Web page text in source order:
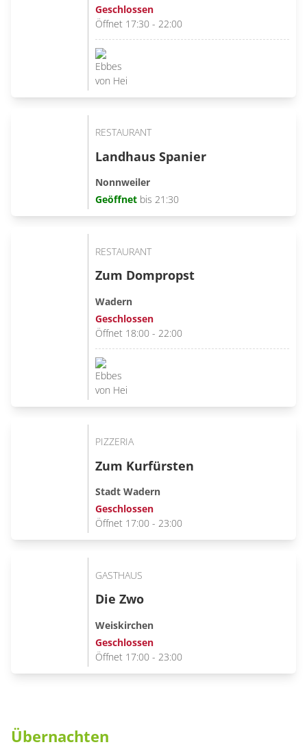
Geschlossen
Öffnet 17:30 - 22:00
RESTAURANT
Landhaus Spanier
Nonnweiler
Geöffnet bis 21:30
RESTAURANT
Zum Dompropst
Wadern
Geschlossen
Öffnet 18:00 - 22:00
PIZZERIA
Zum Kurfürsten
Stadt Wadern
Geschlossen
Öffnet 17:00 - 23:00
GASTHAUS
Die Zwo
Weiskirchen
Geschlossen
Öffnet 17:00 - 23:00
Übernachten